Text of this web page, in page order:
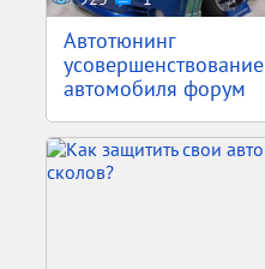
Автотюнинг
усовершенствование
автомобиля форум